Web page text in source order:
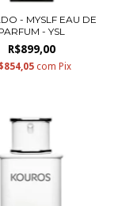
- MYSLF EAU DE
- YSL
R$899,00
com Pix